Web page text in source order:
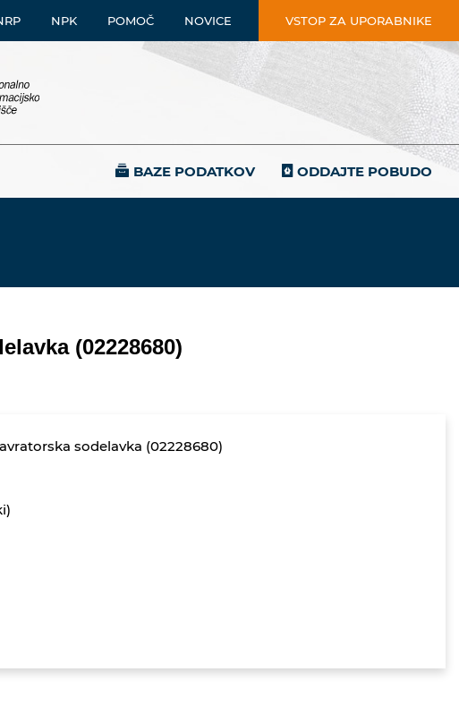
NPK POMOČ NOVICE VSTOP ZA UPORABNIKE
BAZE PODATKOV ODDAJTE POBUDO
(02228680)
sodelavka (02228680)